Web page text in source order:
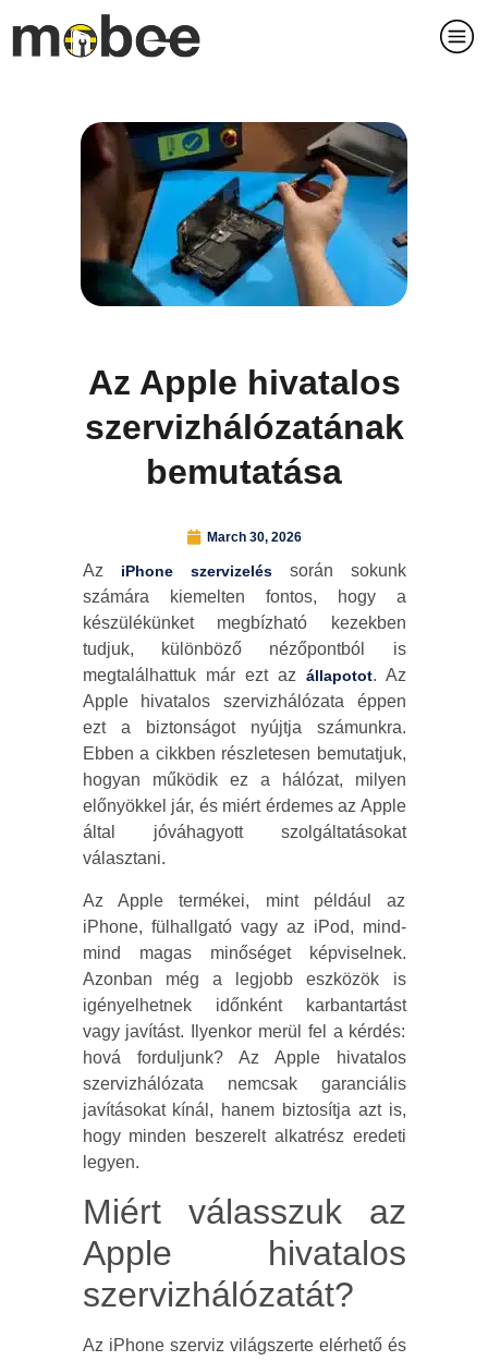
Az Apple hivatalos
szervizhálózatának
bemutatása
March 30, 2026
Az iPhone szervizeléssorán sokunk
számára kiemelten fontos, hogy a
készülékünket megbízható kezekben
tudjuk, különböző nézőpontból is
megtalálhattuk már ezt az állapotot. Az
Apple hivatalos szervizhálózata éppen
ezt a biztonságot nyújtja számunkra.
Ebben a cikkben részletesen bemutatjuk,
hogyan működik ez a hálózat, milyen
előnyökkel jár, és miért érdemes az Apple
által jóváhagyott szolgáltatásokat
választani.
Az Apple termékei, mint például az
iPhone, fülhallgató vagy az iPod, mind-
mind magas minőséget képviselnek.
Azonban még a legjobb eszközök is
igényelhetnek időnként karbantartást
vagy javítást. Ilyenkor merül fel a kérdés:
hová forduljunk? Az Apple hivatalos
szervizhálózata nemcsak garanciális
javításokat kínál, hanem biztosítja azt is,
hogy minden beszerelt alkatrész eredeti
legyen.
Miért válasszuk az
Apple hivatalos
szervizhálózatát?
Az iPhone szerviz világszerte elérhető és